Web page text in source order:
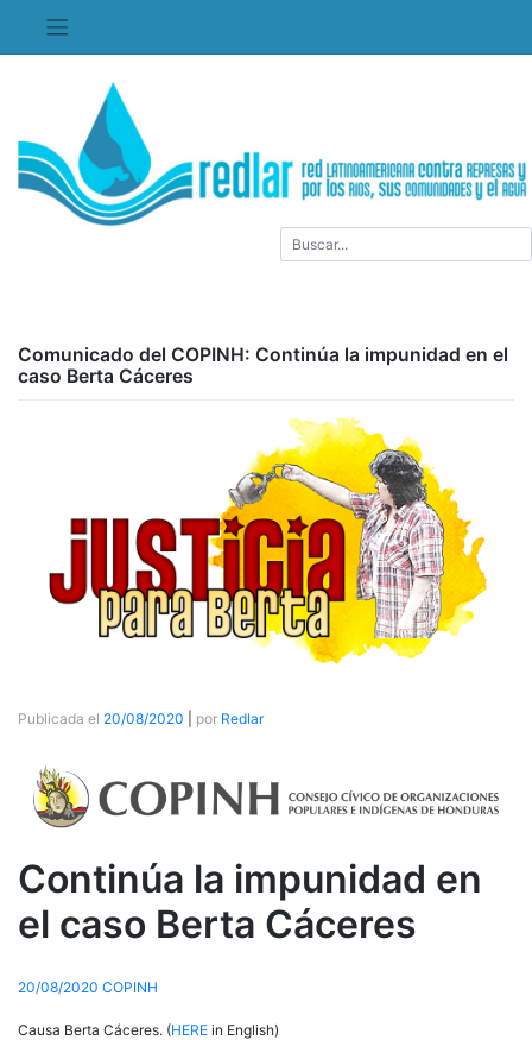
contenido
Comunicado del COPINH: Continúa la impunidad en el
caso Berta Cáceres
Publicada el 20/08/2020 por Redlar
Continúa la impunidad en
el caso Berta Cáceres
20/08/2020 COPINH
Causa Berta Cáceres. (HERE in English)